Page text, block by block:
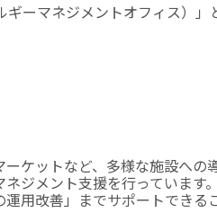
ーマネジメントオフィス）」
ケットなど、多様な施設への
ジメント支援を行っています。
用改善」までサポートできる